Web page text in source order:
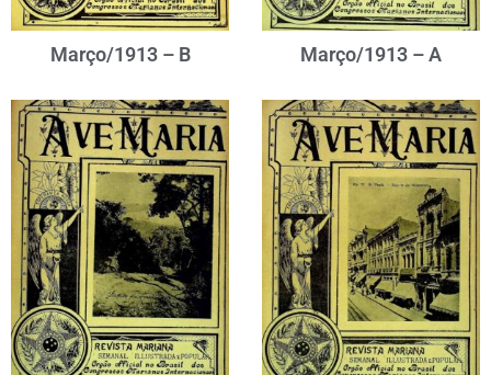
Março/1913 – B Março/1913 – A